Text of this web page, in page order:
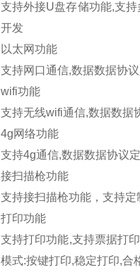
支持外接U盘存储功能,支持
开发
以太网功能
支持网口通信,数据数据协议
wifi功能
支持无线wifi通信,数据数据
4g网络功能
支持4g通信,数据数据协议
接扫描枪功能
支持接扫描枪功能，支持
打印功能
支持打印功能,支持票据打
模式:按键打印,稳定打印,合